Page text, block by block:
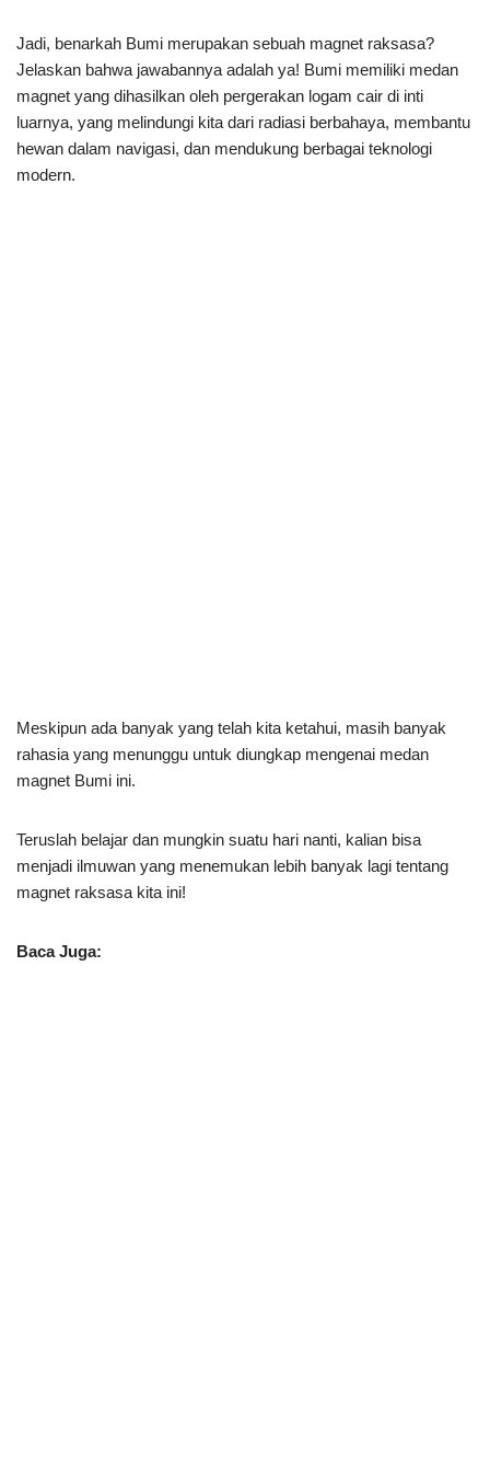
Jadi, benarkah Bumi merupakan sebuah magnet raksasa?
Jelaskan bahwa jawabannya adalah ya! Bumi memiliki medan
magnet yang dihasilkan oleh pergerakan logam cair di inti
luarnya, yang melindungi kita dari radiasi berbahaya, membantu
hewan dalam navigasi, dan mendukung berbagai teknologi
modern.
Meskipun ada banyak yang telah kita ketahui, masih banyak
rahasia yang menunggu untuk diungkap mengenai medan
magnet Bumi ini.
Teruslah belajar dan mungkin suatu hari nanti, kalian bisa
menjadi ilmuwan yang menemukan lebih banyak lagi tentang
magnet raksasa kita ini!
Baca Juga: